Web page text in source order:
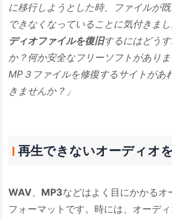
に移行しようとした時、ファイルが
できなくなっていることに気付きま
ディオファイルを復旧するにはどう
か？何か安全なフリーソフトがあり
MP３ファイルを修復するサイトがあ
きませんか？」
再生できないオーディオ
WAV、 MP3などはよく目にかかる
フォーマットです。時には、オーデ